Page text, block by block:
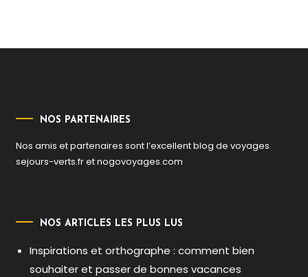
NOS PARTENAIRES
Nos amis et partenaires sont l’excellent blog de voyages
sejours-verts.fretnogovoyages.com
NOS ARTICLES LES PLUS LUS
Inspirations et orthographe : comment bien
souhaiter et passer de bonnes vacances